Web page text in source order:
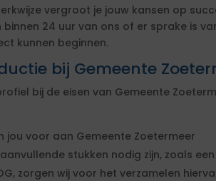
vergroot je jouw kansen op
24 uur van ons of er sprake is
kunnen beginnen.
bij Gemeente
bij de eisen van Gemeente
jou voor aan Gemeente Zoetermeer
stukken nodig zijn, zoals
zorgen wij voor het verzamelen